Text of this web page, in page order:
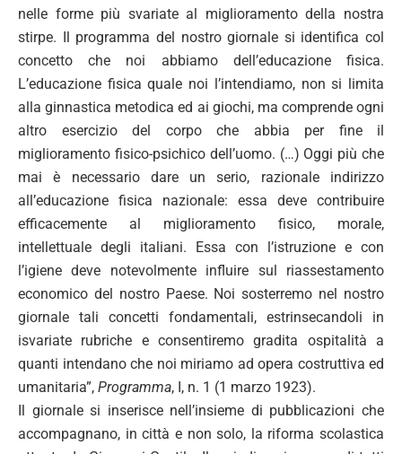
nelle forme più svariate al miglioramento della nostra
stirpe. Il programma del nostro giornale si identifica col
concetto che noi abbiamo dell’educazione fisica.
L’educazione fisica quale noi l’intendiamo, non si limita
alla ginnastica metodica ed ai giochi, ma comprende ogni
altro esercizio del corpo che abbia per fine il
miglioramento fisico-psichico dell’uomo. (…) Oggi più che
mai è necessario dare un serio, razionale indirizzo
all’educazione fisica nazionale: essa deve contribuire
efficacemente al miglioramento fisico, morale,
intellettuale degli italiani. Essa con l’istruzione e con
l’igiene deve notevolmente influire sul riassestamento
economico del nostro Paese. Noi sosterremo nel nostro
giornale tali concetti fondamentali, estrinsecandoli in
isvariate rubriche e consentiremo gradita ospitalità a
quanti intendano che noi miriamo ad opera costruttiva ed
umanitaria”, Programma, I, n. 1 (1 marzo 1923).
Il giornale si inserisce nell’insieme di pubblicazioni che
accompagnano, in città e non solo, la riforma scolastica